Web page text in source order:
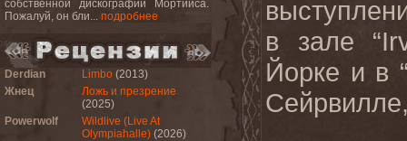
собственной дискографии Мортииса.
Пожалуй, он бли... подробнее
Derdian Limbo (2013)
Жнец
Ложь и презрение
(2025)
Powerwolf
Wildlive (Live At
Olympiahalle) (2026)
в зале “
Йорке и в